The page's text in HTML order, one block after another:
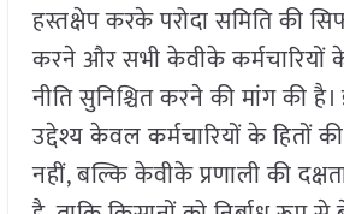
हस्तक्षेप करके परोदा समिति की
करने और सभी केवीके कर्मचारियों
नीति सुनिश्चित करने की मांग की
उद्देश्य केवल कर्मचारियों के हितों की
नहीं, बल्कि केवीके प्रणाली की